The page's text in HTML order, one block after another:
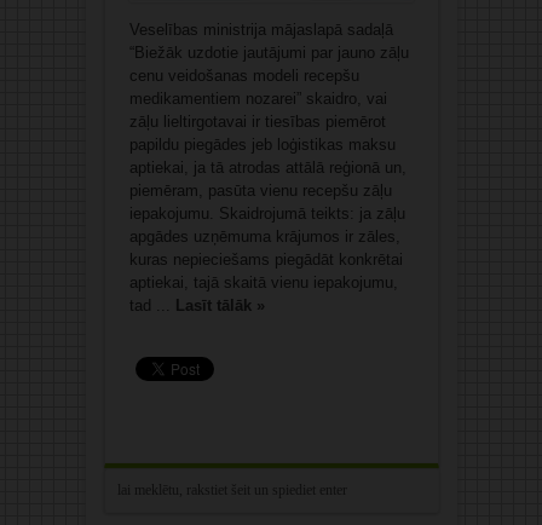
Veselības ministrija mājaslapā sadaļā
“Biežāk uzdotie jautājumi par jauno zāļu
cenu veidošanas modeli recepšu
medikamentiem nozarei” skaidro, vai
zāļu lieltirgotavai ir tiesības piemērot
papildu piegādes jeb loģistikas maksu
aptiekai, ja tā atrodas attālā reģionā un,
piemēram, pasūta vienu recepšu zāļu
iepakojumu. Skaidrojumā teikts: ja zāļu
apgādes uzņēmuma krājumos ir zāles,
kuras nepieciešams piegādāt konkrētai
aptiekai, tajā skaitā vienu iepakojumu,
tad ... Lasīt tālāk »